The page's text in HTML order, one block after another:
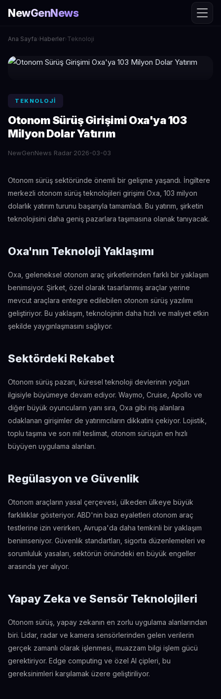
NewGenNews
Ana Sayfa› Haberler› Teknoloji
TEKNOLOJI
Otonom Sürüş Girişimi Oxa'ya 103
Milyon Dolar Yatırım
NewGenNews Radar·2026-03-03
Otonom sürüş sektöründe önemli bir gelişme yaşandı. İngiltere
merkezli otonom sürüş teknolojileri girişimi Oxa, 103 milyon
dolarlık yatırım turunu başarıyla tamamladı. Bu yatırım, şirketin
teknolojisini daha geniş pazarlara taşımasına olanak tanıyacak.
Oxa'nın Teknoloji Yaklaşımı
Oxa, geleneksel otonom araç şirketlerinden farklı bir yaklaşım
benimsiyor. Şirket, özel olarak tasarlanmış araçlar yerine
mevcut araçlara entegre edilebilen otonom sürüş yazılımı
geliştiriyor. Bu yaklaşım, teknolojinin daha hızlı ve maliyet etkin
şekilde yaygınlaşmasını sağlıyor.
Sektördeki Rekabet
Otonom sürüş pazarı, küresel teknoloji devlerinin yoğun
ilgisiyle büyümeye devam ediyor. Waymo, Cruise, Apollo ve
diğer büyük oyuncuların yanı sıra, Oxa gibi niş alanlara
odaklanan girişimler de yatırımcıların dikkatini çekiyor. Lojistik,
toplu taşıma ve son mil teslimat, otonom sürüşün en hızlı
büyüyen uygulama alanları.
Regülasyon ve Güvenlik
Otonom araçların yasal çerçevesi, ülkeden ülkeye büyük
farklılıklar gösteriyor. ABD'nin bazı eyaletleri otonom araç
testlerine izin verirken, Avrupa'da daha temkinli bir yaklaşım
benimseniyor. Güvenlik standartları, sigorta düzenlemeleri ve
sorumluluk yasaları, sektörün önündeki en büyük engeller
arasında yer alıyor.
Yapay Zeka ve Sensör Teknolojileri
Otonom sürüş, yapay zekanın en zorlu uygulama alanlarından
biri. Lidar, radar ve kamera sensörlerinden gelen verilerin
gerçek zamanlı olarak işlenmesi, muazzam bilgi işlem gücü
gerektiriyor. Edge computing ve özel AI çipleri, bu
gereksinimleri karşılamak üzere geliştiriliyor.